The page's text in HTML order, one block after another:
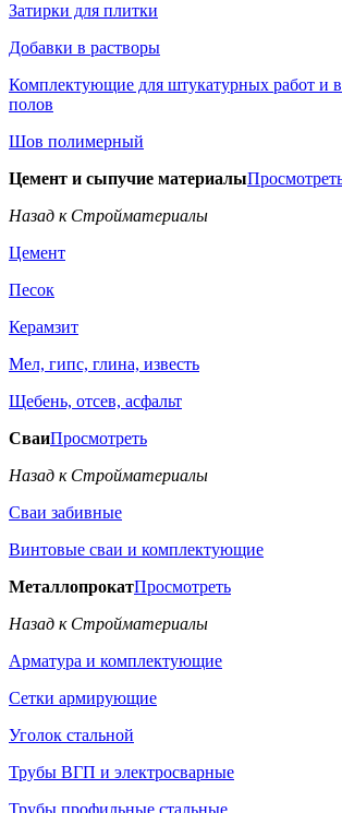
Затирки для плитки
Добавки в растворы
Комплектующие для штукатурных работ и
полов
Шов полимерный
Цемент и сыпучие материалы
Назад к Стройматериалы
Цемент
Песок
Керамзит
Мел, гипс, глина, известь
Щебень, отсев, асфальт
СваиПросмотреть
Назад к Стройматериалы
Сваи забивные
Винтовые сваи и комплектующие
МеталлопрокатПросмотреть
Назад к Стройматериалы
Арматура и комплектующие
Сетки армирующие
Уголок стальной
Трубы ВГП и электросварные
Трубы профильные стальные